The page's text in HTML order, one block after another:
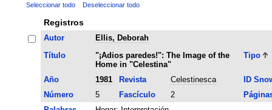
Seleccionar todo Deseleccionar todo
Registros
Autor
Ellis, Deborah
Título
"¡Adios paredes!": The Image of the
Home in "Celestina"
Tipo
Año 1981 Revista Celestinesca
ID
Número
5 Fascículo 2